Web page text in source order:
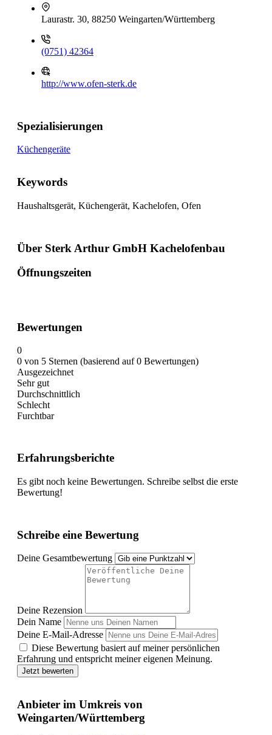
Laurastr. 30, 88250 Weingarten/Württemberg
(0751) 42364
http://www.ofen-sterk.de
Spezialisierungen
Küchengeräte
Keywords
Haushaltsgerät, Küchengerät, Kachelofen, Ofen
Über Sterk Arthur GmbH Kachelofenbau
Öffnungszeiten
Bewertungen
0
0 von 5 Sternen (basierend auf 0 Bewertungen)
Ausgezeichnet
Sehr gut
Durchschnittlich
Schlecht
Furchtbar
Erfahrungsberichte
Es gibt noch keine Bewertungen. Schreibe selbst die erste
Bewertung!
Schreibe eine Bewertung
Deine Gesamtbewertung
Deine Rezension
Dein Name
Deine E-Mail-Adresse
Diese Bewertung basiert auf meiner persönlichen
Erfahrung und entspricht meiner eigenen Meinung.
Jetzt bewerten
Anbieter im Umkreis von
Weingarten/Württemberg